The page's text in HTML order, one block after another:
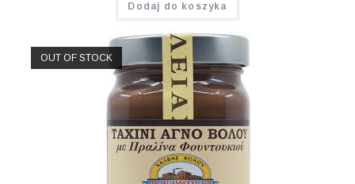
Dodaj do koszyka
OUT OF STOCK